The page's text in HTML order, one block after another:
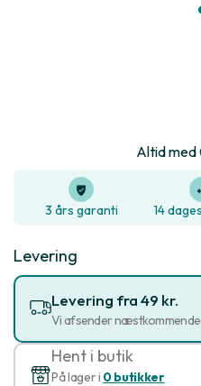
Altid med
3 års garanti 14
Levering
Levering fra 49 kr.
Vi afsender
Hent i butik
På lager i 0 butikker